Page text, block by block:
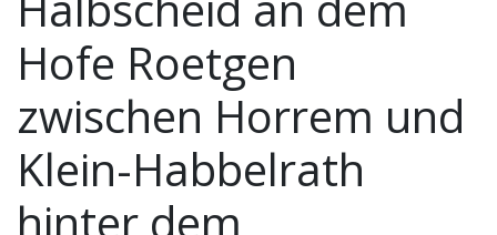
Hofe Roetgen
zwischen Horrem und
Klein-Habbelrath
hinter dem